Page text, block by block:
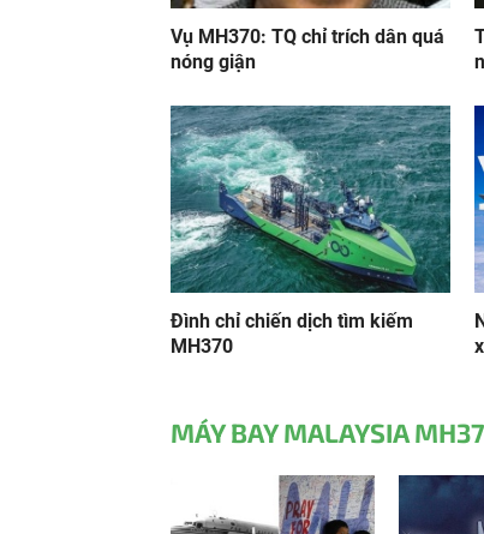
Vụ MH370: TQ chỉ trích dân quá
nóng giận
Đình chỉ chiến dịch tìm kiếm
MH370
MÁY BAY MALAYSIA